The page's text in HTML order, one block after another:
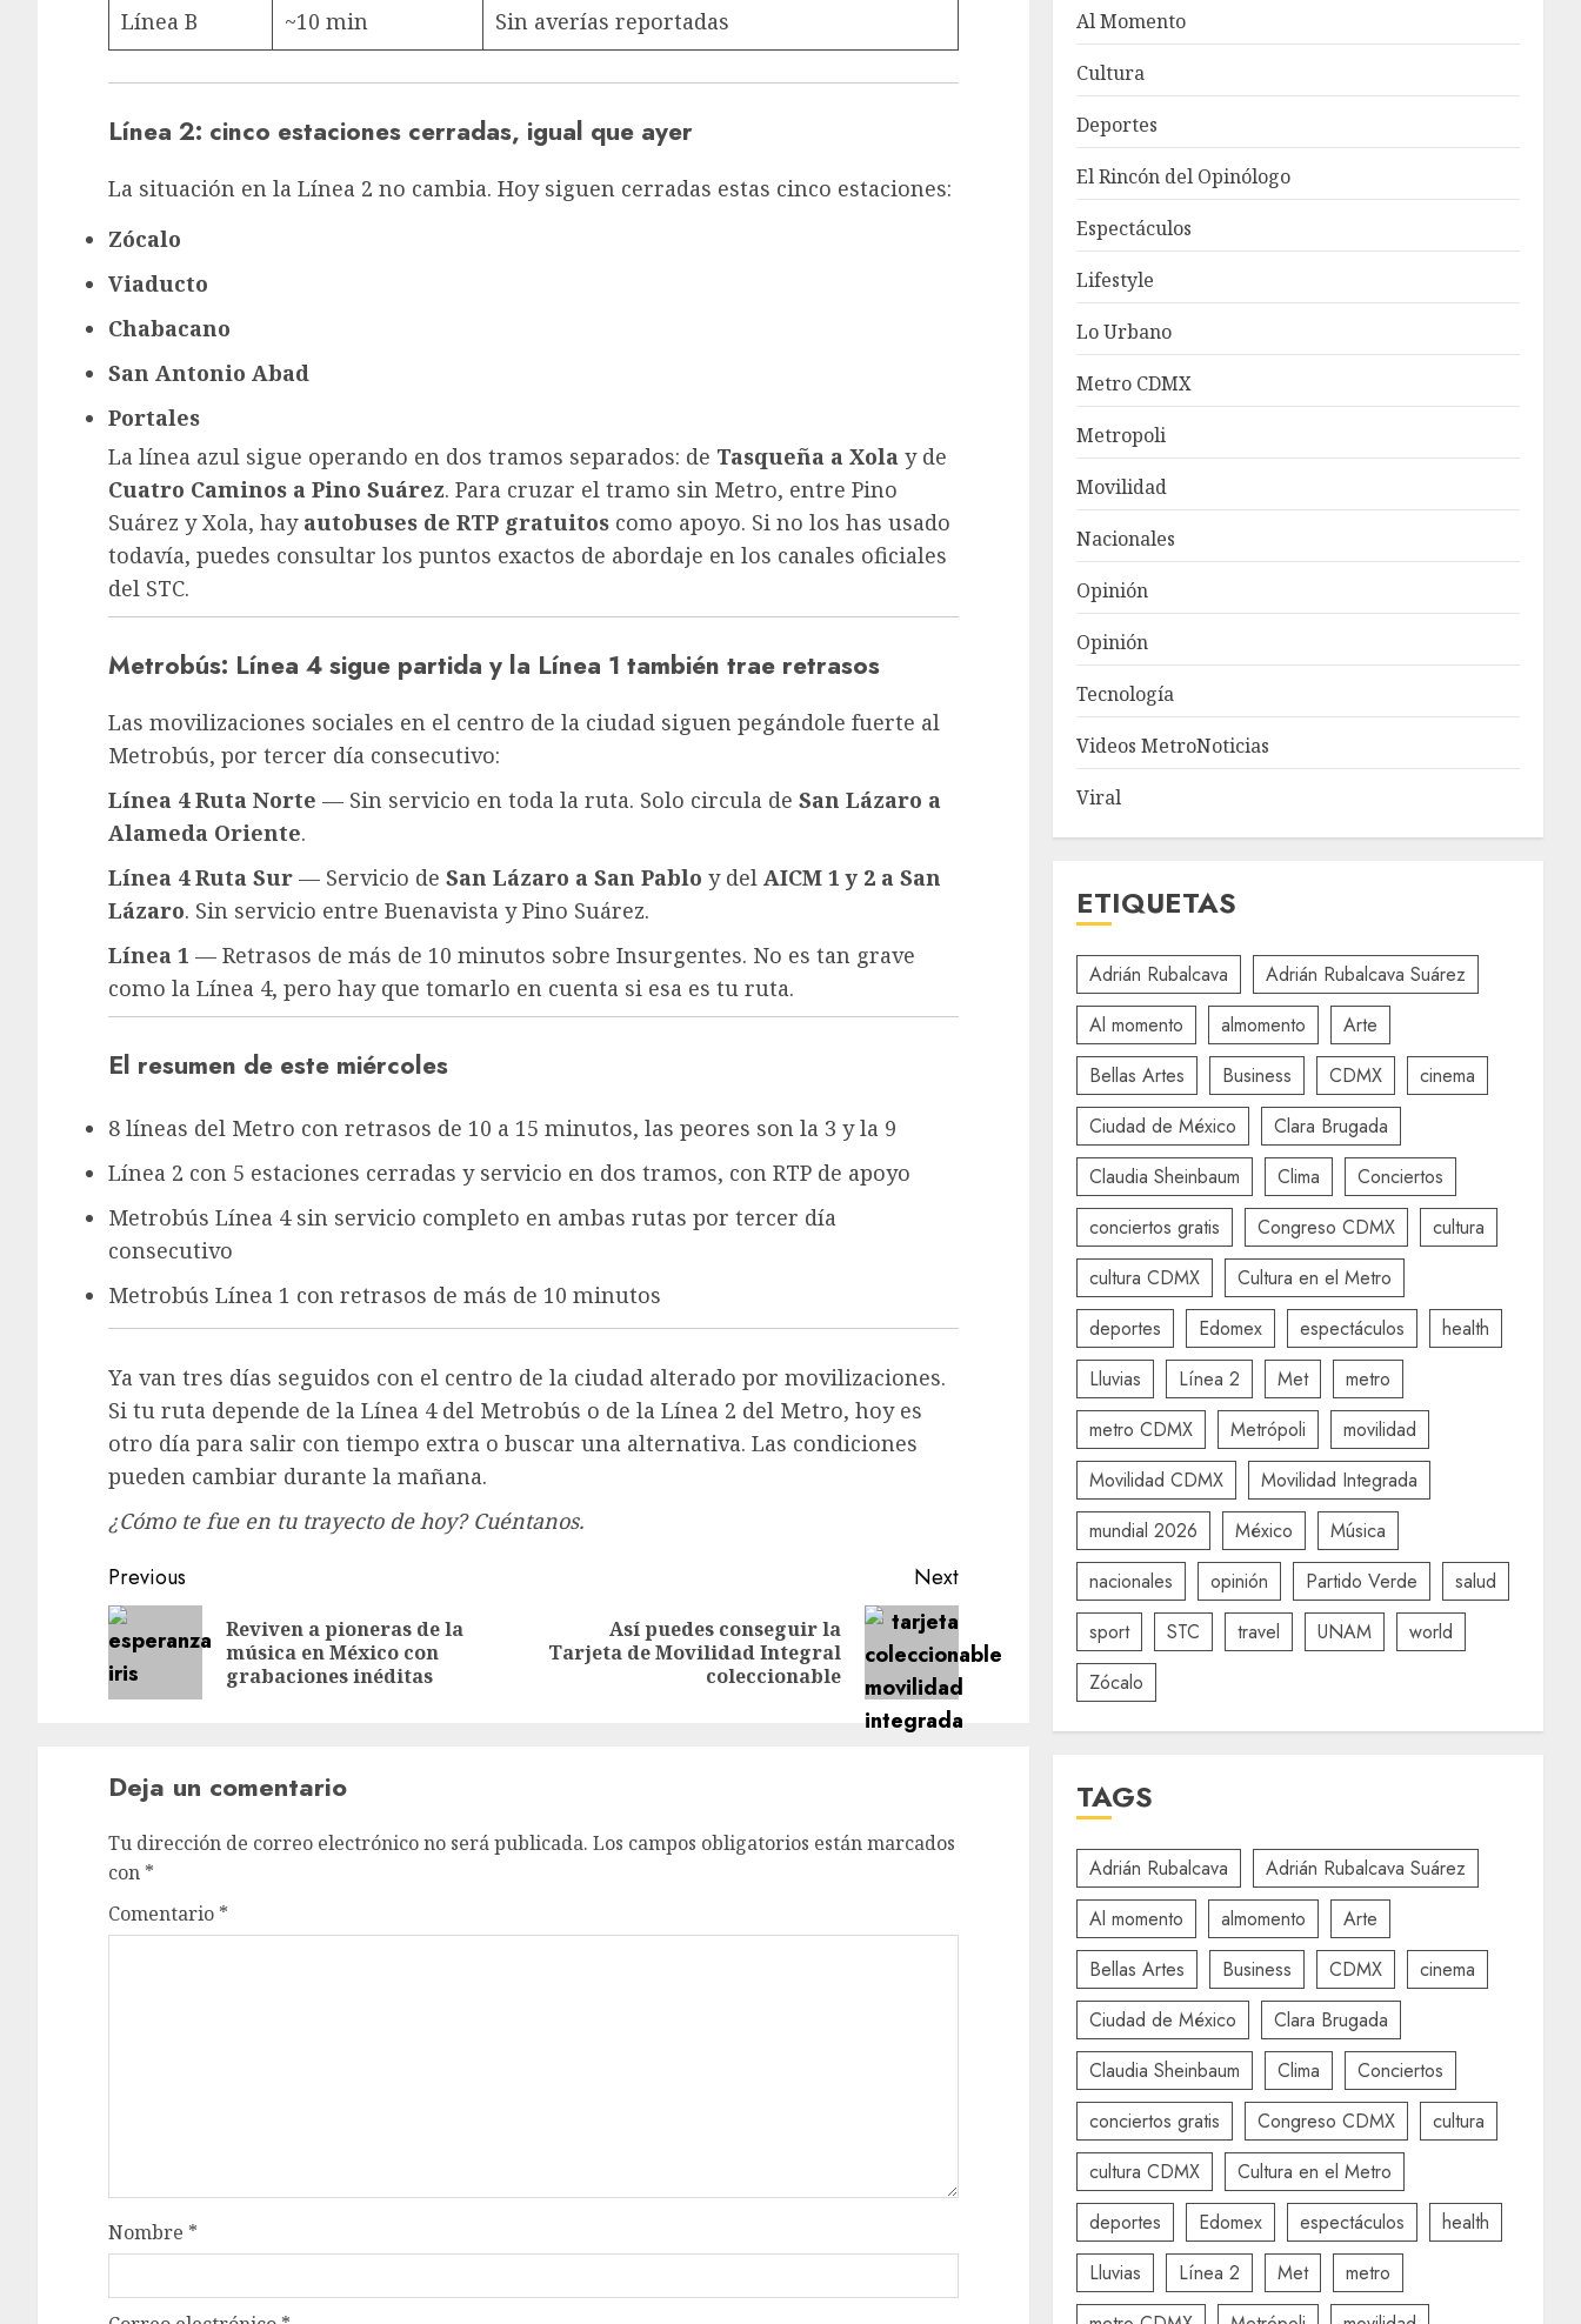
Línea B ~10 min Sin averías reportadas
Línea 2: cinco estaciones cerradas, igual que ayer
La situación en la Línea 2 no cambia. Hoy siguen cerradas estas cinco estaciones:
Zócalo
Viaducto
Chabacano
San Antonio Abad
Portales
La línea azul sigue operando en dos tramos separados: de Tasqueña a Xola y de
Cuatro Caminos a Pino Suárez. Para cruzar el tramo sin Metro, entre Pino
Suárez y Xola, hay autobuses de RTP gratuitos como apoyo. Si no los has usado
todavía, puedes consultar los puntos exactos de abordaje en los canales oficiales
del STC.
Metrobús: Línea 4 sigue partida y la Línea 1 también trae retrasos
Las movilizaciones sociales en el centro de la ciudad siguen pegándole fuerte al
Metrobús, por tercer día consecutivo:
Línea 4 Ruta Norte — Sin servicio en toda la ruta. Solo circula de San Lázaro a
Alameda Oriente.
Línea 4 Ruta Sur — Servicio de San Lázaro a San Pablo y del AICM 1 y 2 a San
Lázaro. Sin servicio entre Buenavista y Pino Suárez.
Línea 1 — Retrasos de más de 10 minutos sobre Insurgentes. No es tan grave
como la Línea 4, pero hay que tomarlo en cuenta si esa es tu ruta.
El resumen de este miércoles
8 líneas del Metro con retrasos de 10 a 15 minutos, las peores son la 3 y la 9
Línea 2 con 5 estaciones cerradas y servicio en dos tramos, con RTP de apoyo
Metrobús Línea 4 sin servicio completo en ambas rutas por tercer día
consecutivo
Metrobús Línea 1 con retrasos de más de 10 minutos
Ya van tres días seguidos con el centro de la ciudad alterado por movilizaciones.
Si tu ruta depende de la Línea 4 del Metrobús o de la Línea 2 del Metro, hoy es
otro día para salir con tiempo extra o buscar una alternativa. Las condiciones
pueden cambiar durante la mañana.
¿Cómo te fue en tu trayecto de hoy? Cuéntanos.
Post
navigation
Previous
Previous
Reviven a pioneras de la
música en México con
grabaciones inéditas
Next
Next
Así puedes conseguir la
Tarjeta de Movilidad Integral
coleccionable
Deja un comentario
Tu dirección de correo electrónico no será publicada. Los campos obligatorios están marcados
con *
Comentario *
Nombre *
Al Momento
Cultura
Deportes
El Rincón del Opinólogo
Espectáculos
Lifestyle
Lo Urbano
Metro CDMX
Metropoli
Movilidad
Nacionales
Opinión
Opinión
Tecnología
Videos MetroNoticias
Viral
ETIQUETAS
Adrián Rubalcava
Adrián Rubalcava Suárez
Al momento
almomento
Arte
Bellas Artes
Business CDMX
cinema
Ciudad de México
Clara Brugada
Claudia Sheinbaum
Clima
Conciertos
conciertos gratis
Congreso CDMX
cultura
cultura CDMX
Cultura en el Metro
deportes
Edomex espectáculos
health
Lluvias
Línea 2 Met
metro
metro CDMX
Metrópoli
movilidad
Movilidad CDMX
Movilidad Integrada
mundial 2026
México
Música
nacionales
opinión Partido Verde
salud
sport
STC travel UNAM
world
Zócalo
TAGS
Adrián Rubalcava
Adrián Rubalcava Suárez
Al momento
almomento
Arte
Bellas Artes
Business CDMX
cinema
Ciudad de México
Clara Brugada
Claudia Sheinbaum
Clima
Conciertos
conciertos gratis
Congreso CDMX
cultura
cultura CDMX
Cultura en el Metro
deportes
Edomex espectáculos
health
Lluvias
Línea 2 Met
metro